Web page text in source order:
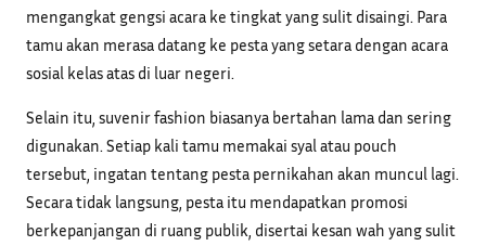
mengangkat gengsi acara ke tingkat yang sulit disaingi. Para
tamu akan merasa datang ke pesta yang setara dengan acara
sosial kelas atas di luar negeri.
Selain itu, suvenir fashion biasanya bertahan lama dan sering
digunakan. Setiap kali tamu memakai syal atau pouch
tersebut, ingatan tentang pesta pernikahan akan muncul lagi.
Secara tidak langsung, pesta itu mendapatkan promosi
berkepanjangan di ruang publik, disertai kesan wah yang sulit